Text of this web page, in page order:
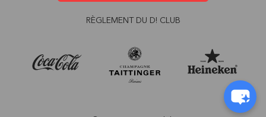
RÈGLEMENT DU D! CLUB